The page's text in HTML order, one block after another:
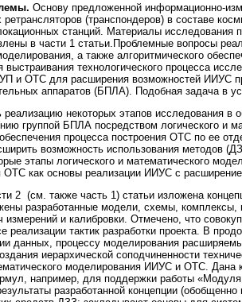
Основу предложенной информационно-
ретрансляторов (транспондеров) в составе
станций. Материалы
в части 1 статьи.Проблемные вопросы
а также алгоритмического
выстраивания технологического процесса
и ОТС для расширения возможностей ИИУС
аппаратов (БПЛА). Подобная задача в
реализацию некоторых этапов исследования
группой БПЛА посредством логического и
обеспечения процесса построения ОТС по ее
возможность использования методов
этапы логического и математического
ОТС как основы реализации ИИУС с
2 (см. также часть 1) статьи изложена
разработанные модели, схемы,
и калибровки. Отмечено, что
реализации тактик разработки проекта. В
данных, процессу моделирования
иерархической соподчиненности
моделирования ИИУС и ОТС. Дана
например, для поддержки работы
разработанной концепции